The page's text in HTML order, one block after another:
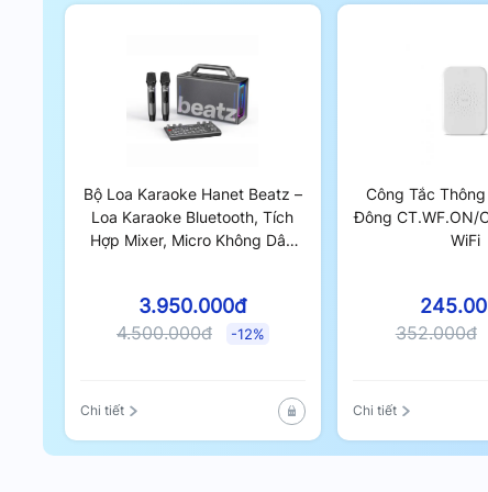
đều có thể dễ dàng quản lý và kiểm soát điện
Bộ Loa Karaoke Hanet Beatz –
Loa Karaoke Bluetooth, Tích
Hợp Mixer, Micro Không Dây
3.950.000đ
4.500.000đ -12%
Chi tiết
Công Tắc
Đông CT.WF.ON/
WiFi
352.000đ
Chi tiết